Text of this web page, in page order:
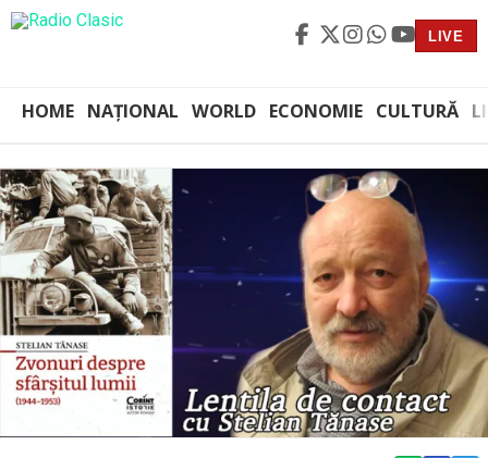
LIVE
HOME NAȚIONAL WORLD ECONOMIE CULTURĂ